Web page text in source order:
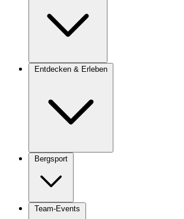
Entdecken & Erleben
Bergsport
Team-Events